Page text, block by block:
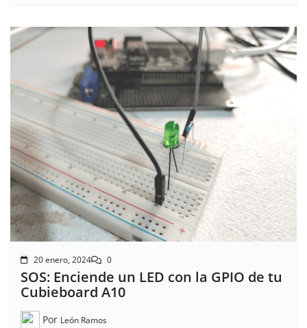
20 enero, 2024 0
SOS: Enciende un LED con la GPIO de tu
Cubieboard A10
Por León Ramos